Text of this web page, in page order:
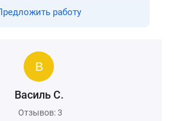
работу
Василь С.
Отзывов: 3